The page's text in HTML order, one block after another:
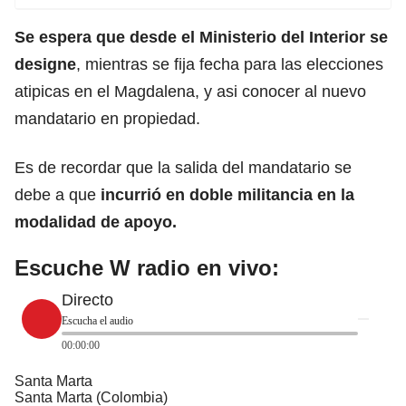
Se espera que desde el Ministerio del Interior se
designe, mientras se fija fecha para las elecciones
atipicas en el Magdalena, y asi conocer al nuevo
mandatario en propiedad.
Es de recordar que la salida del mandatario se
debe a que incurrió en doble militancia en la
modalidad de apoyo.
Escuche W radio en vivo:
Directo
Escucha el audio
00:00:00
Santa Marta
Santa Marta (Colombia)